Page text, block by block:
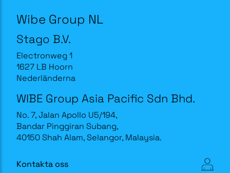
Wibe Group NL
Stago B.V.
Electronweg 1
1627 LB Hoorn
Nederländerna
WIBE Group Asia Pacific Sdn Bhd.
No. 7, Jalan Apollo U5/194,
Bandar Pinggiran Subang,
40150 Shah Alam, Selangor, Malaysia.
Kontakta oss